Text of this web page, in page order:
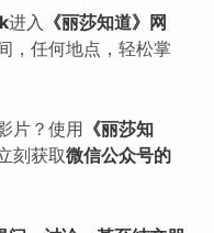
进入 《丽莎知道》网
，任何地点，轻松掌
片？使用 《丽莎知
刻获取微信公众号的